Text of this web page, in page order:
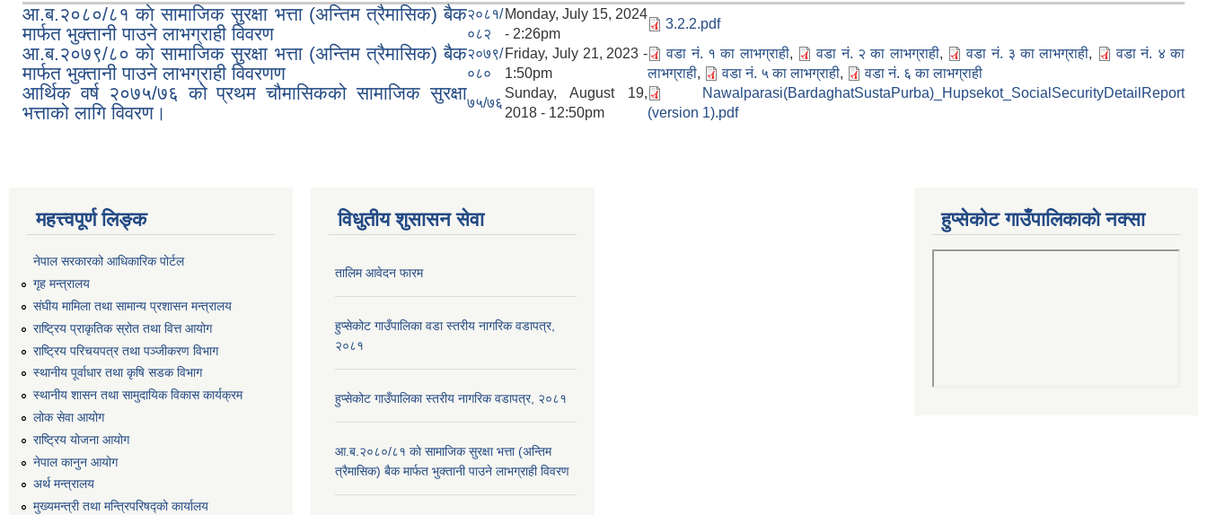
आ.ब.२०८०/८१ काे सामाजिक सुरक्षा भत्ता (अन्तिम त्रैमासिक) बैक
मार्फत भुक्तानी पाउने लाभग्राही विवरण
२०८१/
०८२
Monday, July 15, 2024
- 2:26pm
3.2.2.pdf
आ.ब.२०७९/८० काे सामाजिक सुरक्षा भत्ता (अन्तिम त्रैमासिक) बैक
मार्फत भुक्तानी पाउने लाभग्राही विवरणण
२०७९/
०८०
Friday, July 21, 2023 -
1:50pm
वडा नं. १ का लाभग्राही, वडा नं. २ का लाभग्राही, वडा नं. ३ का लाभग्राही,
वडा नं. ४ का
लाभग्राही, वडा नं. ५ का लाभग्राही, वडा नं. ६ का लाभग्राही
आर्थिक वर्ष २०७५/७६ को प्रथम चौमासिकको सामाजिक सुरक्षा
भत्ताको लागि विवरण।
७५/७६
Sunday, August 19,
2018 - 12:50pm
Nawalparasi(BardaghatSustaPurba)_Hupsekot_SocialSecurityDetailReport
(version 1).pdf
महत्त्वपूर्ण लिङ्क
नेपाल सरकारको आधिकारिक पोर्टल
गृह मन्त्रालय
संघीय मामिला तथा सामान्य प्रशासन मन्त्रालय
राष्ट्रिय प्राकृतिक स्रोत तथा वित्त आयोग
राष्ट्रिय परिचयपत्र तथा पञ्जीकरण विभाग
स्थानीय पूर्वाधार तथा कृषि सडक विभाग
स्थानीय शासन तथा सामुदायिक विकास कार्यक्रम
लोक सेवा आयोग
राष्ट्रिय योजना आयोग
नेपाल कानुन आयोग
अर्थ मन्त्रालय
मुख्यमन्त्री तथा मन्त्रिपरिषद्को कार्यालय
विधुतीय शुसासन सेवा
तालिम आवेदन फारम
हुप्सेकोट गाउँपालिका वडा स्तरीय नागरिक वडापत्र,
२०८१
हुप्सेकोट गाउँपालिका स्तरीय नागरिक वडापत्र, २०८१
आ.ब.२०८०/८१ काे सामाजिक सुरक्षा भत्ता (अन्तिम
त्रैमासिक) बैक मार्फत भुक्तानी पाउने लाभग्राही विवरण
हुप्सेकोट गाउँपालिकाको नक्सा